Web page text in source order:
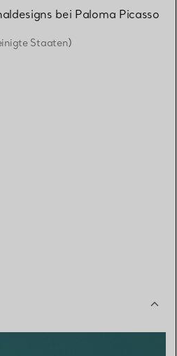
bei Paloma Picasso
Staaten)